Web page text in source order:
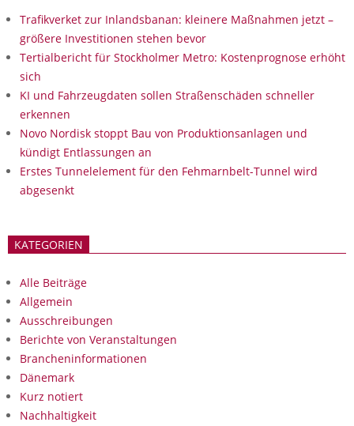
Trafikverket zur Inlandsbanan: kleinere Maßnahmen jetzt –
größere Investitionen stehen bevor
Tertialbericht für Stockholmer Metro: Kostenprognose erhöht
sich
KI und Fahrzeugdaten sollen Straßenschäden schneller
erkennen
Novo Nordisk stoppt Bau von Produktionsanlagen und
kündigt Entlassungen an
Erstes Tunnelelement für den Fehmarnbelt-Tunnel wird
abgesenkt
KATEGORIEN
Alle Beiträge
Allgemein
Ausschreibungen
Berichte von Veranstaltungen
Brancheninformationen
Dänemark
Kurz notiert
Nachhaltigkeit